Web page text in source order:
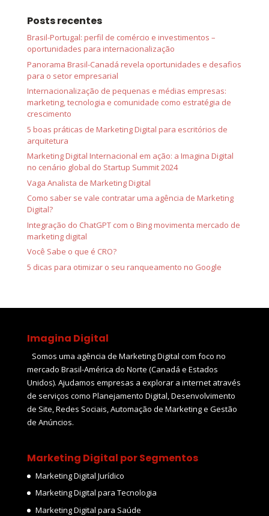
Posts recentes
Brasil-Portugal: perfil de comércio e investimentos –
oportunidades para internacionalização
Panorama Brasil-Canadá revela oportunidades e desafios
para o setor empresarial
Internacionalização de pequenas e médias empresas:
marketing, tecnologia e comunidade como estratégia de
crescimento
5 boas práticas de Marketing Digital para escritórios de
arquitetura
Marketing Digital Internacional em ação: a Imagina Digital
no cenário global do Startup Summit 2024
Vaga Analista de Marketing Digital
Como saber se vale contratar uma agência de Marketing
Digital?
Integração do ChatGPT com o Bing movimenta mercado de
marketing digital
Você Sabe o que é CRO?
5 dicas para otimizar o seu ranqueamento no Google
Imagina Digital
Somos uma agência de Marketing Digital com foco no
mercado Brasil-América do Norte (Canadá e Estados
Unidos). Ajudamos empresas a explorar a internet através
de serviços como Planejamento Digital, Desenvolvimento
de Site, Redes Sociais, Automação de Marketing e Gestão
de Anúncios.
Marketing Digital por Segmentos
Marketing Digital Jurídico
Marketing Digital para Tecnologia
Marketing Digital para Saúde